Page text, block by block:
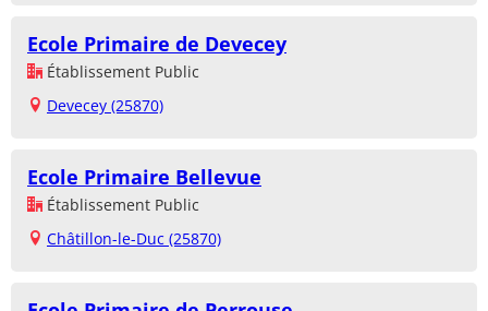
Ecole Primaire de Devecey
Établissement Public
Devecey (25870)
Ecole Primaire Bellevue
Établissement Public
Châtillon-le-Duc (25870)